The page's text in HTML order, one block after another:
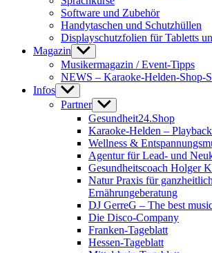
Software und Zubehör
Handytaschen und Schutzhüllen
Displayschutzfolien für Tabletts
Magazin Show
sub
menu
Musikermagazin / Event-Tipps
NEWS – Karaoke-Helden-Shop-
Infos Show
sub
menu
Partner Show
sub
menu
Gesundheit24.Shop
Karaoke-Helden –
Wellness &
Agentur für Lead- und
Gesundheitscoach Holger
Natur Praxis für
Ernährungeberatung
DJ GerreG – The best
Die Disco-Company
Franken-Tageblatt
Hessen-Tageblatt